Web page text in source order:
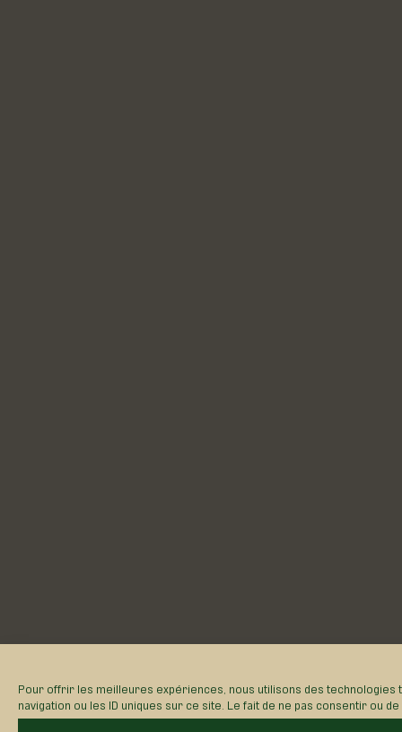
Pour offrir les meilleures expériences, nous utilisons des
navigation ou les ID uniques sur ce site. Le fait de ne pas consentir